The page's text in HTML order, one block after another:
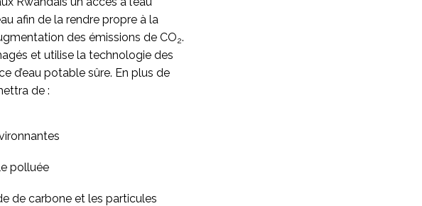
afin de la rendre propre à la
des émissions de CO2.
et utilise la technologie des
d’eau potable sûre. En plus de
de :
polluée
de carbone et les particules